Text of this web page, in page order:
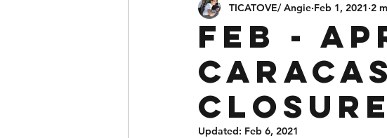
Vieques NWR Vieques Hiking
Feb -
closure
TICATOVE/ Angie Feb 1, 2021 2
Updated: Feb 6, 2021